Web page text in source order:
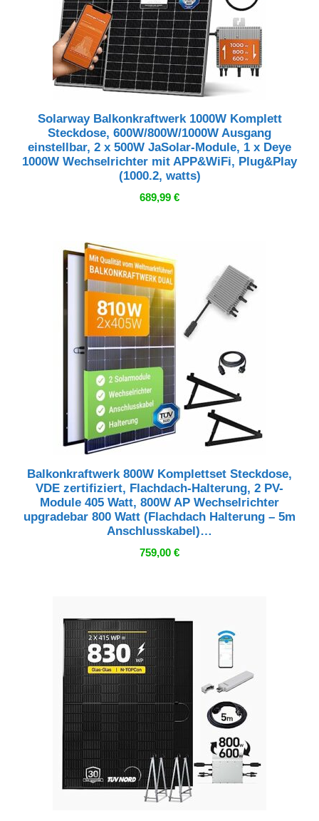
Solarway Balkonkraftwerk 1000W Komplett
Steckdose, 600W/800W/1000W Ausgang
einstellbar, 2 x 500W JaSolar-Module, 1 x Deye
1000W Wechselrichter mit APP&WiFi, Plug&Play
(1000.2, watts)
689,99 €
Balkonkraftwerk 800W Komplettset Steckdose,
VDE zertifiziert, Flachdach-Halterung, 2 PV-
Module 405 Watt, 800W AP Wechselrichter
upgradebar 800 Watt (Flachdach Halterung – 5m
Anschlusskabel)…
759,00 €